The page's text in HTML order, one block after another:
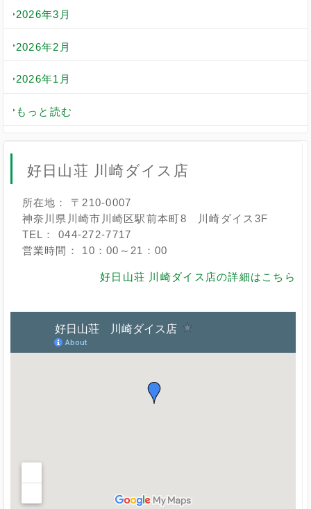
2026年3月
2026年2月
2026年1月
もっと読む
好日山荘 川崎ダイス店
所在地： 〒210-0007
神奈川県川崎市川崎区駅前本町8 川崎ダイス3F
TEL： 044-272-7717
営業時間： 10：00～21：00
好日山荘 川崎ダイス店の詳細はこちら